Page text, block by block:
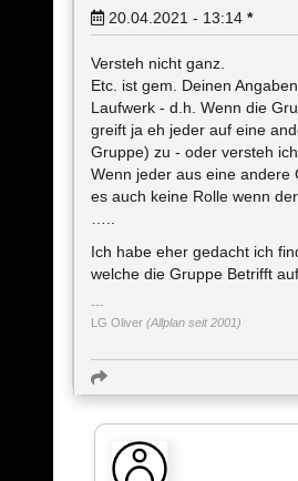
20.04.2021 - 13:14 *
Versteh nicht ganz.
Etc. ist gem. Deinen
Laufwerk - d.h. Wenn die
greift ja eh jeder auf eine
Gruppe) zu - oder versteh
Wenn jeder aus eine andere
es auch keine Rolle wenn
Ich habe eher gedacht ich
welche die Gruppe Betrifft
LG Oliver (Allplan seit 2001)